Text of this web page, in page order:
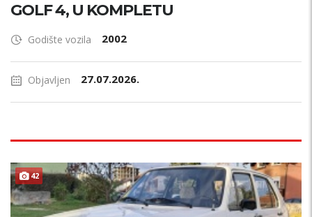
GOLF 4, U KOMPLETU
Godište vozila 2002
Objavljen 27.07.2026.
42 ODRŽAVAN !